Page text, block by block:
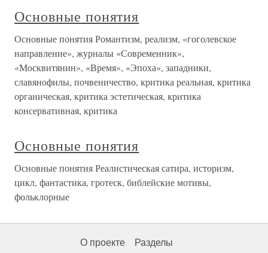
Основные понятия
Основные понятия Романтизм, реализм, «гоголевское
направление», журналы «Современник»,
«Москвитянин», «Время», «Эпоха», западники,
славянофилы, почвеничество, критика реальная, критика
органическая, критика эстетическая, критика
консервативная, критика
Основные понятия
Основные понятия Реалистическая сатира, историзм,
цикл, фантастика, гротеск, библейские мотивы,
фольклорные
О проекте Разделы